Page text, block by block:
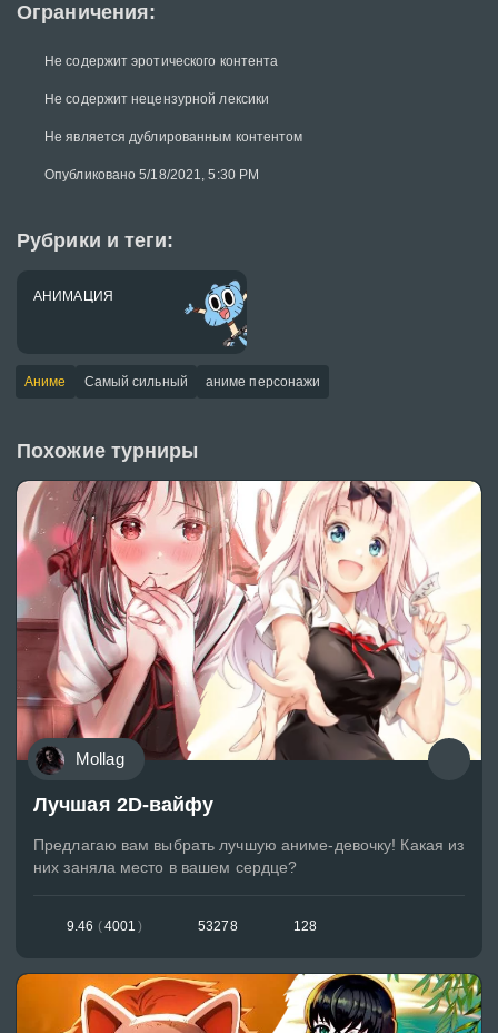
Ограничения:
Не содержит эротического контента
Не содержит нецензурной лексики
Не является дублированным контентом
Опубликовано 5/18/2021, 5:30 PM
Рубрики и теги:
АНИМАЦИЯ
Аниме Самый сильный аниме персонажи
Похожие турниры
Mollag
Лучшая 2D-вайфу
Предлагаю вам выбрать лучшую аниме-девочку! Какая из
них заняла место в вашем сердце?
9.46 (4001 ) 53278 128